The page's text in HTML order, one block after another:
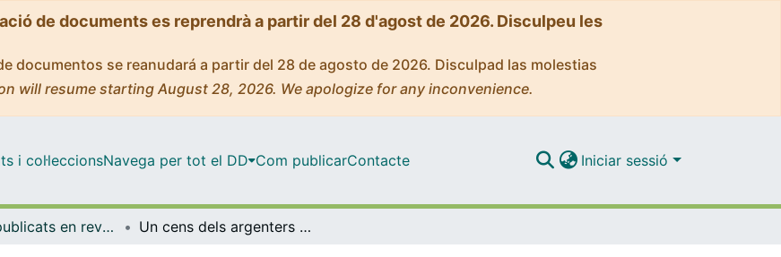
de documents es reprendrà a partir del 28 d'agost de 2026. Disculpeu les
documentos se reanudará a partir del 28 de agosto de 2026. Disculpad las molestias
will resume starting August 28, 2026. We apologize for any inconvenience.
i col·leccionsNavega per tot el DD Com publicarContacte Iniciar sessió
Articles publicats en revistes (Història de l'Art) Un cens dels argenters del Consell de Tortosa (s. XIV-XV)